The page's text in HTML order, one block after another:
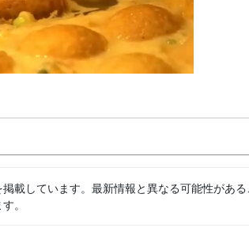
載しています。最新情報と異なる可能性があ
。